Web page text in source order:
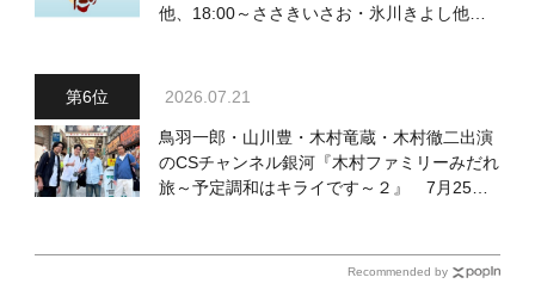
他、18:00～ささきいさお・氷川きよし他登
2026.07.21
鳥羽一郎・山川豊・木村竜蔵・木村徹二出演
のCSチャンネル銀河『木村ファミリーみだれ
旅～予定調和はキライです～２』 7月25日
Recommended by